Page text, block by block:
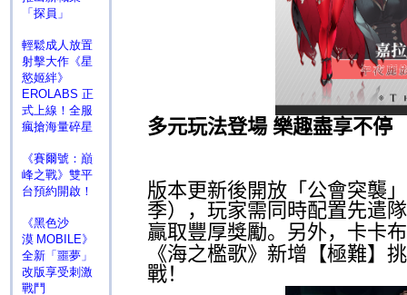
「探員」
輕鬆成人放置
射擊大作《星
慾姬絆》
EROLABS 正
式上線！全服
瘋搶海量碎星
《賽爾號：巔
峰之戰》雙平
台預約開啟！
《黑色沙
漠 MOBILE》
全新「噩夢」
改版享受刺激
戰鬥
多元玩法登場 樂趣盡享不停
版本更新後開放「公會突襲
季），玩家需同時配置先遣
贏取豐厚獎勵。另外，卡卡
《海之檻歌》新增【極難】
戰！